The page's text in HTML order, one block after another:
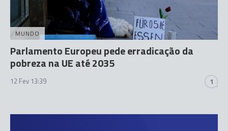
MUNDO
Parlamento Europeu pede erradicação da
pobreza na UE até 2035
12 Fev 13:39 1